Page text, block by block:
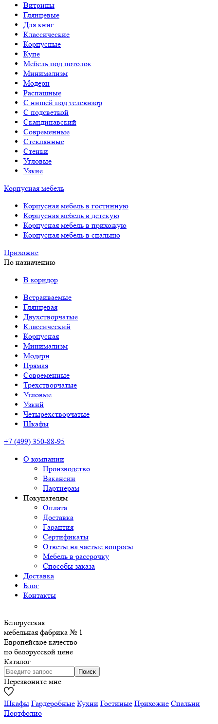
Витрины
Глянцевые
Для книг
Классические
Корпусные
Купе
Мебель под потолок
Минимализм
Модерн
Распашные
С нишей под телевизор
С подсветкой
Скандинавский
Современные
Стеклянные
Стенки
Угловые
Узкие
Корпусная мебель
Корпусная мебель в гостинную
Корпусная мебель в детскую
Корпусная мебель в прихожую
Корпусная мебель в спальню
Прихожие
По назначению
В коридор
Встраиваемые
Глянцевая
Двухстворчатые
Классический
Корпусная
Минимализм
Модерн
Прямая
Современные
Трехстворчатые
Угловые
Узкий
Четырехстворчатые
Шкафы
+7 (499) 350-88-95
О компании
Производство
Вакансии
Партнерам
Покупателям
Оплата
Доставка
Гарантия
Сертификаты
Ответы на частые вопросы
Мебель в рассрочку
Способы заказа
Доставка
Блог
Контакты
Белорусская
мебельная фабрика № 1
Европейское качество
по белорусской цене
Каталог
Перезвоните мне
Шкафы Гардеробные Кухни Гостиные Прихожие Спальни
Портфолио